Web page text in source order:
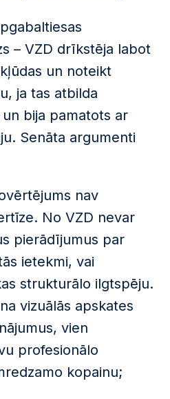
– VZD drīkstēja labot
un noteikt
ja tas atbilda
bija pamatots ar
Senāta argumenti
nav
No VZD nevar
pierādījumus par
ietekmi, vai
strukturālo ilgtspēju.
vizuālās apskates
vien
profesionālo
kopainu;